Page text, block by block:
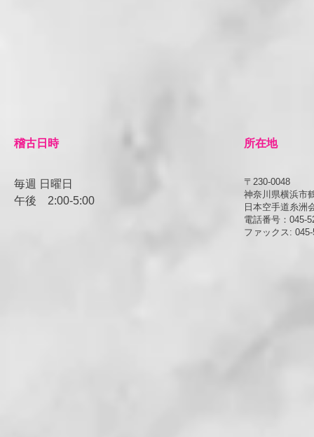
​稽古日時
毎週 日曜日
午後 ​2:00-5:00
所在地
〒230-0048
神奈川県横浜市
日本空手道糸洲
電話番号：045-
ファックス: